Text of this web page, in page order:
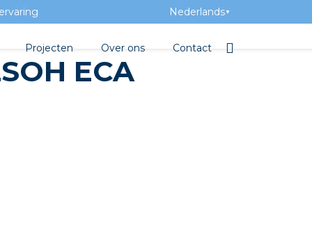
ECA
Nederlands ▼
Projecten Over ons Contact